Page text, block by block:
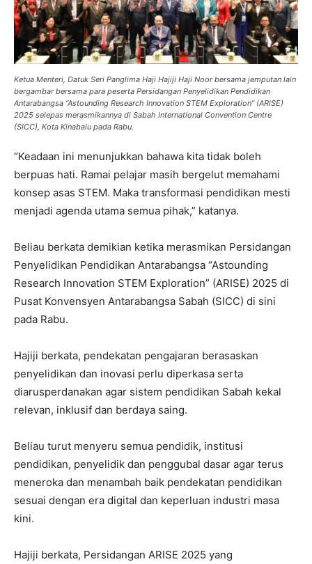
Ketua Menteri, Datuk Seri Panglima Haji Hajiji Haji Noor bersama jemputan lain
bergambar bersama para peserta Persidangan Penyelidikan Pendidikan
Antarabangsa “Astounding Research Innovation STEM Exploration” (ARISE)
2025 selepas merasmikannya di Sabah International Convention Centre
(SICC), Kota Kinabalu pada Rabu.
“Keadaan ini menunjukkan bahawa kita tidak boleh
berpuas hati. Ramai pelajar masih bergelut memahami
konsep asas STEM. Maka transformasi pendidikan mesti
menjadi agenda utama semua pihak,” katanya.
Beliau berkata demikian ketika merasmikan Persidangan
Penyelidikan Pendidikan Antarabangsa “Astounding
Research Innovation STEM Exploration” (ARISE) 2025 di
Pusat Konvensyen Antarabangsa Sabah (SICC) di sini
pada Rabu.
Hajiji berkata, pendekatan pengajaran berasaskan
penyelidikan dan inovasi perlu diperkasa serta
diarusperdanakan agar sistem pendidikan Sabah kekal
relevan, inklusif dan berdaya saing.
Beliau turut menyeru semua pendidik, institusi
pendidikan, penyelidik dan penggubal dasar agar terus
meneroka dan menambah baik pendekatan pendidikan
sesuai dengan era digital dan keperluan industri masa
kini.
Hajiji berkata, Persidangan ARISE 2025 yang